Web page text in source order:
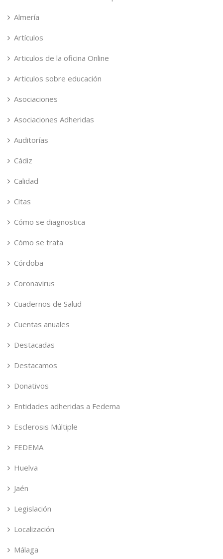
Almería
Artículos
Articulos de la oficina Online
Articulos sobre educación
Asociaciones
Asociaciones Adheridas
Auditorías
Cádiz
Calidad
Citas
Cómo se diagnostica
Cómo se trata
Córdoba
Coronavirus
Cuadernos de Salud
Cuentas anuales
Destacadas
Destacamos
Donativos
Entidades adheridas a Fedema
Esclerosis Múltiple
FEDEMA
Huelva
Jaén
Legislación
Localización
Málaga